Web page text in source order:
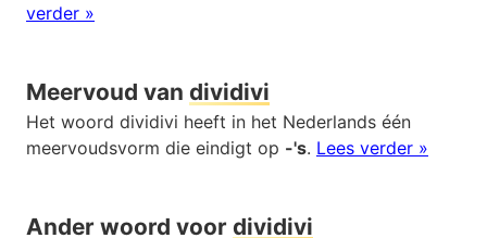
verder »
Meervoud van dividivi
Het woord dividivi heeft in het Nederlands één
meervoudsvorm die eindigt op -'s. Lees verder »
Ander woord voor dividivi